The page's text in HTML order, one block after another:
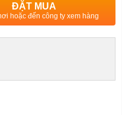
ĐẶT MUA
hoặc đến công ty xem hàng